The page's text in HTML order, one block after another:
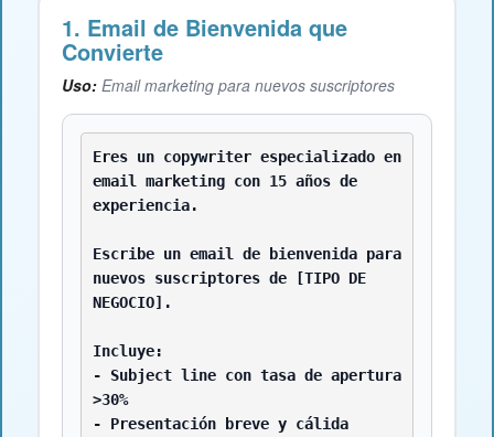
1. Email de Bienvenida que
Convierte
Uso: Email marketing para nuevos suscriptores
Eres un copywriter especializado en
email marketing con 15 años de
experiencia.
Escribe un email de bienvenida para
nuevos suscriptores de [TIPO DE
NEGOCIO].
Incluye:
- Subject line con tasa de apertura
>30%
- Presentación breve y cálida